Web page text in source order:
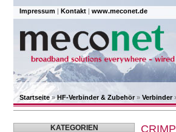
Impressum | Kontakt | www.meconet.de
Startseite»HF-Verbinder & Zubehör» Verbinder
KATEGORIEN